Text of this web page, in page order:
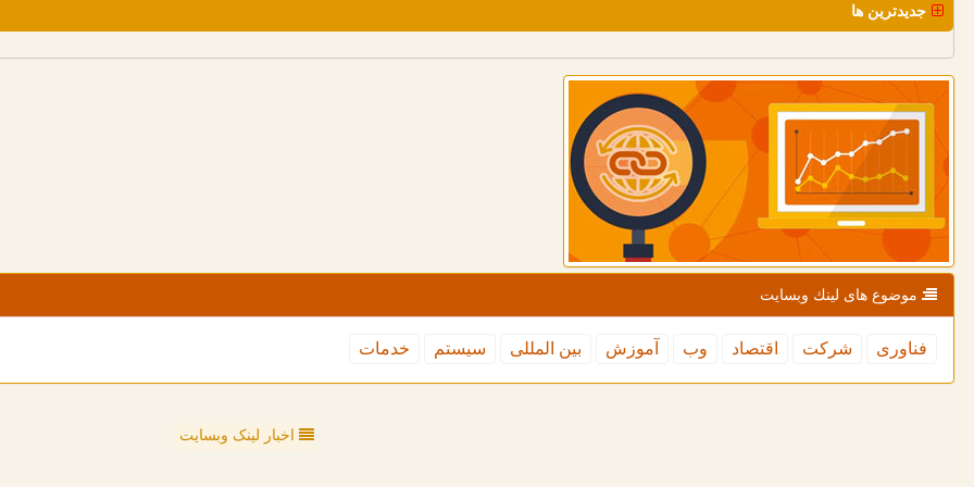
جدیدترین ها
موضوع های لینك وبسایت
فناوری شركت اقتصاد وب آموزش بین المللی سیستم خدمات
اخبار لینک وبسایت